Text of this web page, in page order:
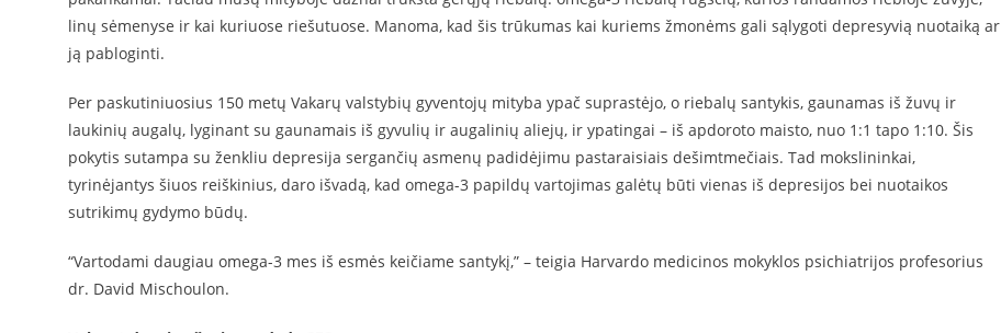
linų sėmenyse ir kai kuriuose riešutuose. Manoma, kad šis trūkumas kai kuriems žmonėms gali sąlygoti depresyvią nuotaiką ar
ją pabloginti.
Per paskutiniuosius 150 metų Vakarų valstybių gyventojų mityba ypač suprastėjo, o riebalų santykis, gaunamas iš žuvų ir
laukinių augalų, lyginant su gaunamais iš gyvulių ir augalinių aliejų, ir ypatingai – iš apdoroto maisto, nuo 1:1 tapo 1:10. Šis
pokytis sutampa su ženkliu depresija sergančių asmenų padidėjimu pastaraisiais dešimtmečiais. Tad mokslininkai,
tyrinėjantys šiuos reiškinius, daro išvadą, kad omega-3 papildų vartojimas galėtų būti vienas iš depresijos bei nuotaikos
sutrikimų gydymo būdų.
“Vartodami daugiau omega-3 mes iš esmės keičiame santykį,” – teigia Harvardo medicinos mokyklos psichiatrijos profesorius
dr. David Mischoulon.